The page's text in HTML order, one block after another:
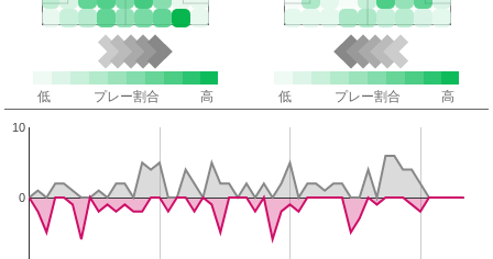
低 プレー割合 高 低 プレー割合 高
0
10